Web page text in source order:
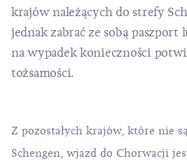
krajów należących do strefy
jednak zabrać ze sobą
na wypadek konieczności
tożsamości.
Z pozostałych krajów, które nie
Schengen, wjazd do Chorwacji